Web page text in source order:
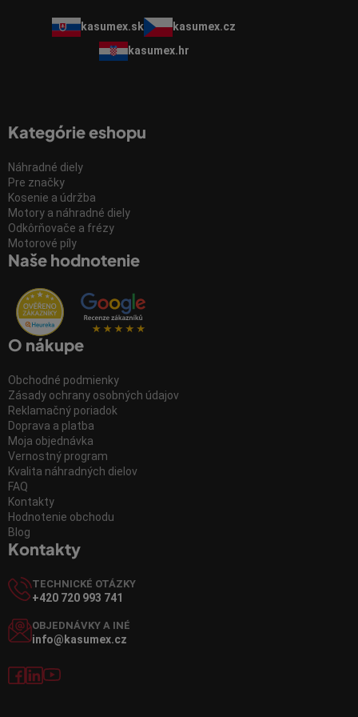
kasumex.sk
kasumex.cz
kasumex.hr
Kategórie eshopu
Náhradné diely
Pre značky
Kosenie a údržba
Motory a náhradné diely
Odkôrňovače a frézy
Motorové píly
Naše hodnotenie
O nákupe
Obchodné podmienky
Zásady ochrany osobných údajov
Reklamačný poriadok
Doprava a platba
Moja objednávka
Vernostný program
Kvalita náhradných dielov
FAQ
Kontakty
Hodnotenie obchodu
Blog
Kontakty
TECHNICKÉ OTÁZKY
+420 720 993 741
OBJEDNÁVKY A INÉ
info@kasumex.cz